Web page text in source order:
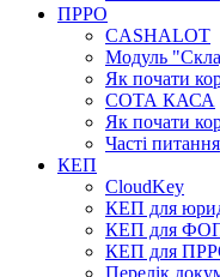
ПРРО
CASHALOT
Модуль
Як почати
СОТА КАСА
Як почати
Часті питання
КЕП
CloudKey
КЕП для
КЕП для
КЕП для
Перелік